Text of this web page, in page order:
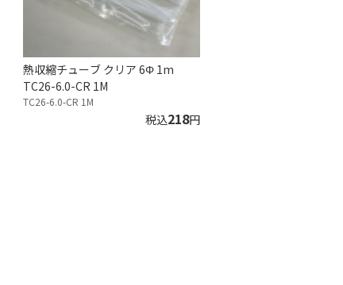
熱収縮チューブ クリア 6Φ 1m
TC26-6.0-CR 1M
TC26-6.0-CR 1M
税込218円